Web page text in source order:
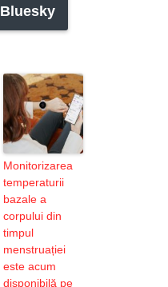
Bluesky
Monitorizarea
temperaturii
bazale a
corpului din
timpul
menstruației
este acum
disponibilă pe